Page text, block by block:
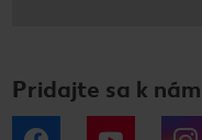
Pridajte sa k